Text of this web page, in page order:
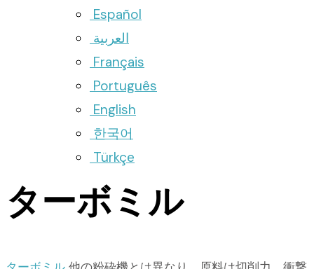
Español
العربية
Français
Português
English
한국어
Türkçe
ターボミル